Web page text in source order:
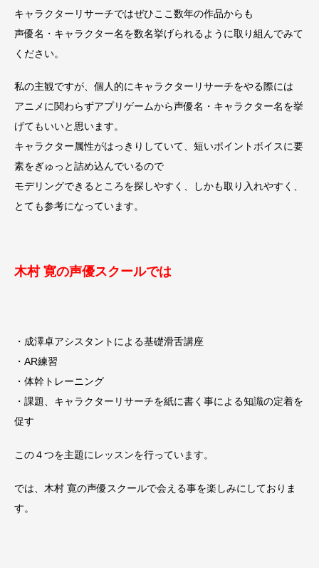
キャラクターリサーチではぜひここ数年の作品からも
声優名・キャラクター名を数名挙げられるように取り組んでみて
ください。
私の主観ですが、個人的にキャラクターリサーチをやる際には
アニメに関わらずアプリゲームから声優名・キャラクター名を挙
げてもいいと思います。
キャラクター属性がはっきりしていて、短いポイントボイスに要
素をぎゅっと詰め込んでいるので
モデリングできるところを探しやすく、しかも取り入れやすく、
とても参考になっています。
木村 寛の声優スクールでは
・成澤卓アシスタントによる基礎滑舌講座
・AR練習
・体幹トレーニング
・課題、キャラクターリサーチを紙に書く事による知識の定着を
促す
この４つを主題にレッスンを行っています。
では、木村 寛の声優スクールで会える事を楽しみにしておりま
す。